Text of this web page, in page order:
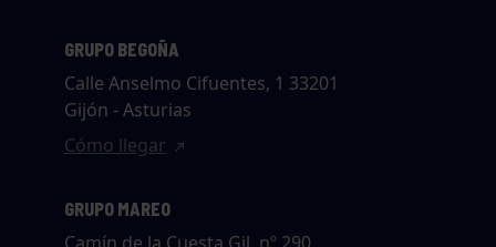
GRUPO BEGOÑA
Calle Anselmo Cifuentes, 1 33201
Gijón - Asturias
Cómo llegar
GRUPO MAREO